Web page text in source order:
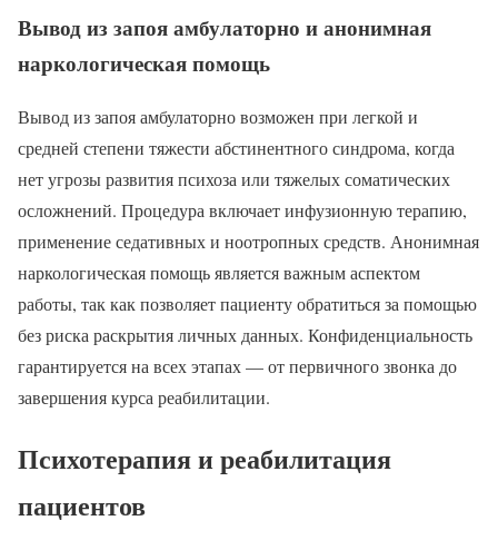
Вывод из запоя амбулаторно и анонимная
наркологическая помощь
Вывод из запоя амбулаторно возможен при легкой и
средней степени тяжести абстинентного синдрома, когда
нет угрозы развития психоза или тяжелых соматических
осложнений. Процедура включает инфузионную терапию,
применение седативных и ноотропных средств. Анонимная
наркологическая помощь является важным аспектом
работы, так как позволяет пациенту обратиться за помощью
без риска раскрытия личных данных. Конфиденциальность
гарантируется на всех этапах — от первичного звонка до
завершения курса реабилитации.
Психотерапия и реабилитация
пациентов